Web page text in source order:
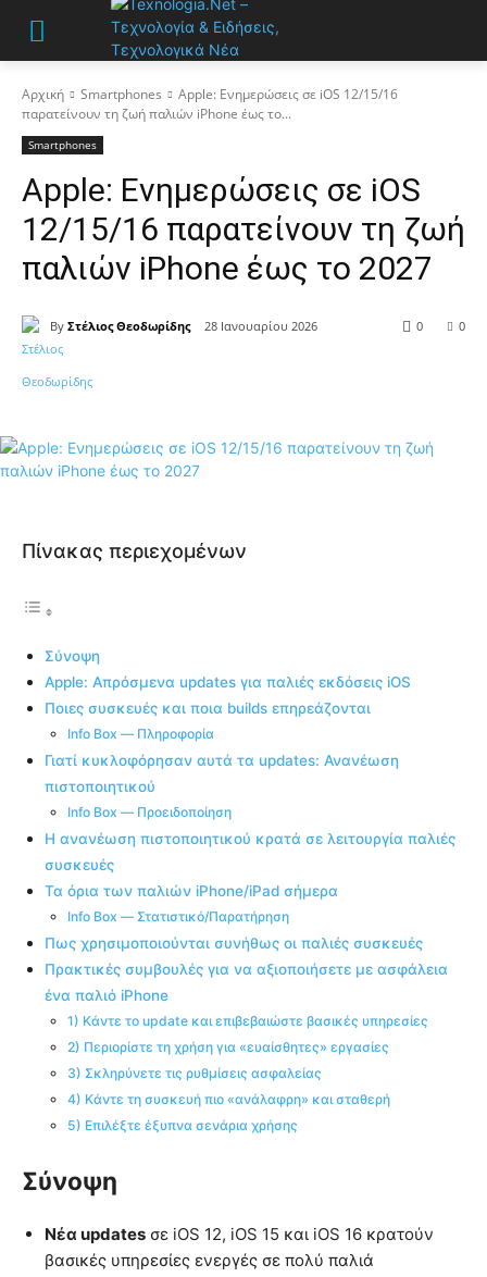
Αρχική Smartphones
Apple: Ενημερώσεις σε iOS 12/15/16
παρατείνουν τη ζωή παλιών iPhone έως το...
Smartphones
Apple: Ενημερώσεις σε iOS
12/15/16 παρατείνουν τη ζωή
παλιών iPhone έως το 2027
By Στέλιος Θεοδωρίδης 28 Ιανουαρίου 2026 0
0
Πίνακας περιεχομένων
Σύνοψη
Apple: Απρόσμενα updates για παλιές εκδόσεις iOS
Ποιες συσκευές και ποια builds επηρεάζονται
Info Box — Πληροφορία
Γιατί κυκλοφόρησαν αυτά τα updates: Ανανέωση
πιστοποιητικού
Info Box — Προειδοποίηση
Η ανανέωση πιστοποιητικού κρατά σε λειτουργία παλιές
συσκευές
Τα όρια των παλιών iPhone/iPad σήμερα
Info Box — Στατιστικό/Παρατήρηση
Πως χρησιμοποιούνται συνήθως οι παλιές συσκευές
Πρακτικές συμβουλές για να αξιοποιήσετε με ασφάλεια
ένα παλιό iPhone
1) Κάντε το update και επιβεβαιώστε βασικές υπηρεσίες
2) Περιορίστε τη χρήση για «ευαίσθητες» εργασίες
3) Σκληρύνετε τις ρυθμίσεις ασφαλείας
4) Κάντε τη συσκευή πιο «ανάλαφρη» και σταθερή
5) Επιλέξτε έξυπνα σενάρια χρήσης
Σύνοψη
Νέα updates σε iOS 12, iOS 15 και iOS 16 κρατούν
βασικές υπηρεσίες ενεργές σε πολύ παλιά